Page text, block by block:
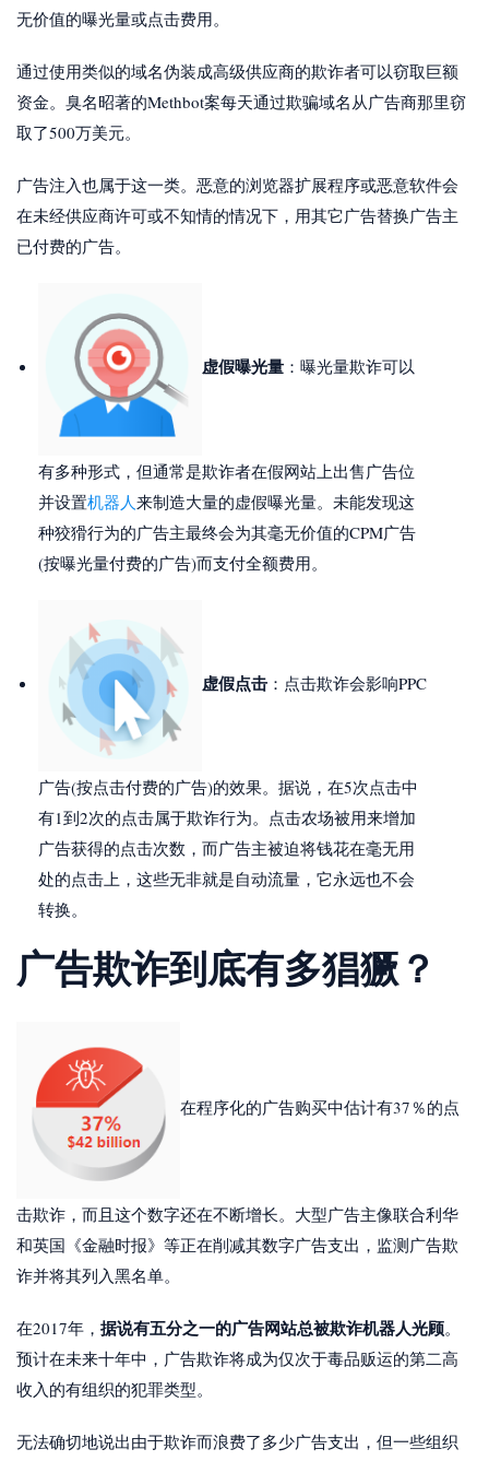
无价值的曝光量或点击费用。
通过使用类似的域名伪装成高级供应商的欺诈者可以窃取巨额
资金。臭名昭著的Methbot案每天通过欺骗域名从广告商那里窃
取了500万美元。
广告注入也属于这一类。恶意的浏览器扩展程序或恶意软件会
在未经供应商许可或不知情的情况下，用其它广告替换广告主
已付费的广告。
虚假曝光量 ：曝光量欺诈可以
有多种形式，但通常是欺诈者在假网站上出售广告位
并设置机器人来制造大量的虚假曝光量。未能发现这
种狡猾行为的广告主最终会为其毫无价值的CPM广告
(按曝光量付费的广告)而支付全额费用。
虚假点击 ：点击欺诈会影响PPC
广告(按点击付费的广告)的效果。据说，在5次点击中
有1到2次的点击属于欺诈行为。点击农场被用来增加
广告获得的点击次数，而广告主被迫将钱花在毫无用
处的点击上，这些无非就是自动流量，它永远也不会
转换。
广告欺诈到底有多猖獗？
在程序化的广告购买中估计有37％的点
击欺诈，而且这个数字还在不断增长。大型广告主像联合利华
和英国《金融时报》等正在削减其数字广告支出，监测广告欺
诈并将其列入黑名单。
在2017年， 据说有五分之一的广告网站总被欺诈机器人光顾。
预计在未来十年中，广告欺诈将成为仅次于毒品贩运的第二高
收入的有组织的犯罪类型。
无法确切地说出由于欺诈而浪费了多少广告支出，但一些组织